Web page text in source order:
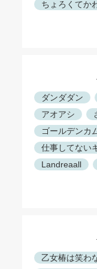
ちょろくてか
ダンダダン
アオアシ
ゴールデンカ
仕事してない
Landreaall
乙女椿は笑わ